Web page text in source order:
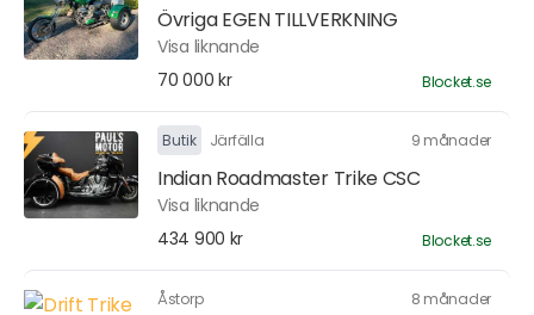
Övriga EGEN TILLVERKNING
Visa liknande
70 000 kr
Blocket.se
Butik Järfälla 9 månader
Indian Roadmaster Trike CSC
Visa liknande
434 900 kr
Blocket.se
Åstorp 8 månader